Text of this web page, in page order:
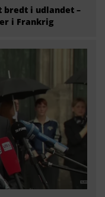
bredt i udlandet –
i Frankrig